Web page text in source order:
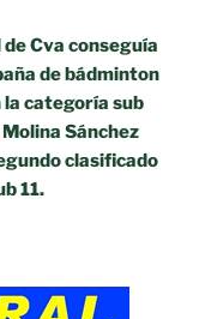
Cva conseguía
de bádminton
la categoría sub
Sánchez
clasificado
11.